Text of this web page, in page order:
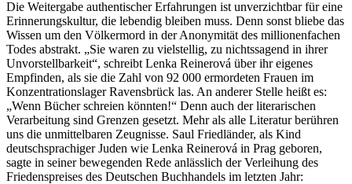
Die Weitergabe authentischer Erfahrungen ist unverzichtbar für eine
Erinnerungskultur, die lebendig bleiben muss. Denn sonst bliebe das
Wissen um den Völkermord in der Anonymität des millionenfachen
Todes abstrakt. „Sie waren zu vielstellig, zu nichtssagend in ihrer
Unvorstellbarkeit“, schreibt Lenka Reinerová über ihr eigenes
Empfinden, als sie die Zahl von 92 000 ermordeten Frauen im
Konzentrationslager Ravensbrück las. An anderer Stelle heißt es:
„Wenn Bücher schreien könnten!“ Denn auch der literarischen
Verarbeitung sind Grenzen gesetzt. Mehr als alle Literatur berühren
uns die unmittelbaren Zeugnisse. Saul Friedländer, als Kind
deutschsprachiger Juden wie Lenka Reinerová in Prag geboren,
sagte in seiner bewegenden Rede anlässlich der Verleihung des
Friedenspreises des Deutschen Buchhandels im letzten Jahr: